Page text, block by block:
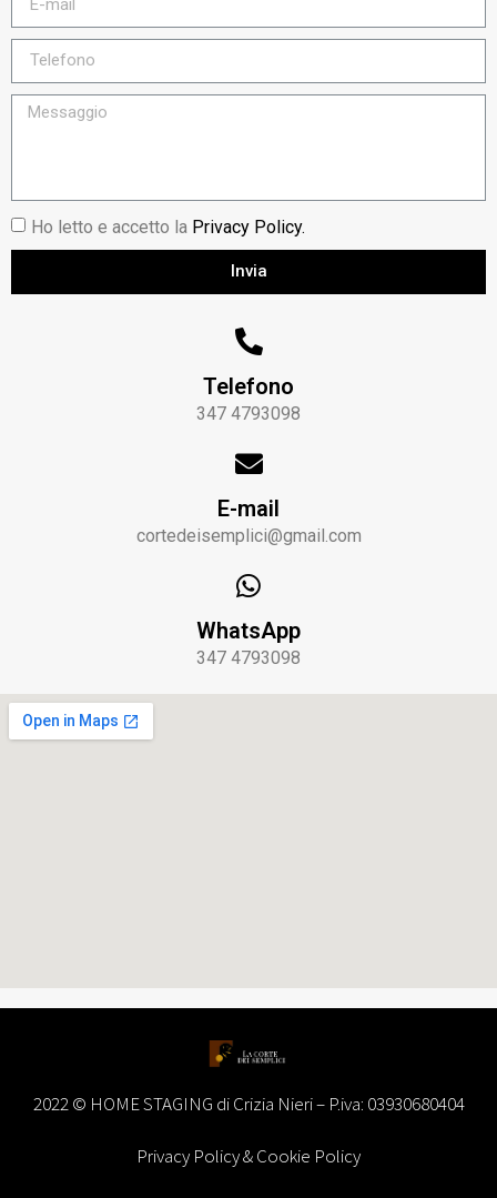
Ho letto e accetto la Privacy Policy.
Invia
Telefono
347 4793098
E-mail
cortedeisemplici@gmail.com
WhatsApp
347 4793098
2022 © HOME STAGING di Crizia Nieri – P.iva: 03930680404
Privacy Policy&Cookie Policy